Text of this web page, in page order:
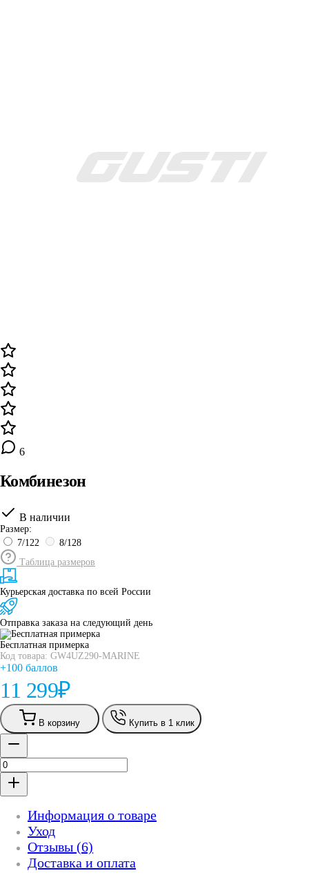
6
Комбинезон
В наличии
Размер:
7/122
8/128
Таблица размеров
Курьерская доставка по всей России
Отправка заказа на следующий день
Бесплатная примерка
Код товара: GW4UZ290-MARINE
+100 баллов
11 299₽
В корзину Купить в 1 клик
Информация о товаре
Уход
Отзывы (6)
Доставка и оплата